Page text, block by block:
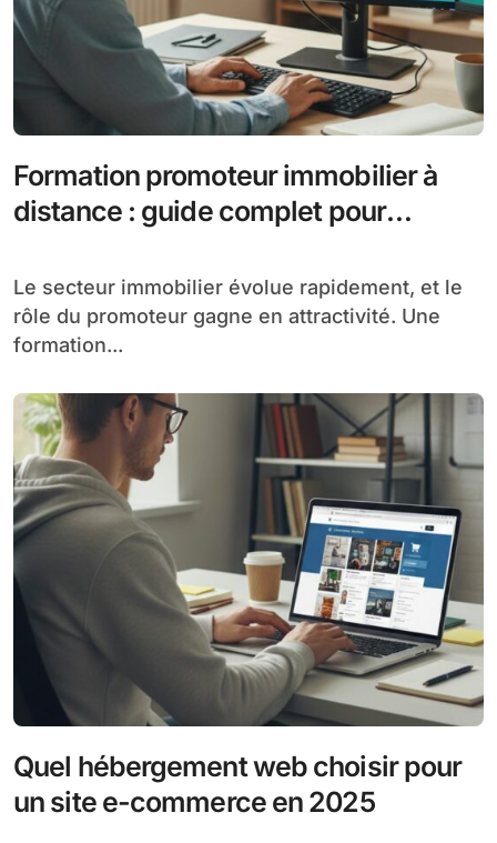
Formation promoteur immobilier à
distance : guide complet pour
Le secteur immobilier évolue rapidement, et le
rôle du promoteur gagne en attractivité. Une
formation...
Quel hébergement web choisir pour
un site e-commerce en 2025